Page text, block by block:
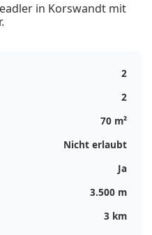
in Korswandt mit
2
2
70 m²
Nicht erlaubt
Ja
3.500 m
3 km